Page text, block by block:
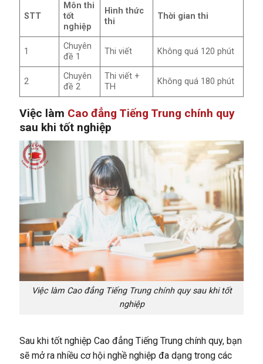
STT
Môn thi
tốt
nghiệp
Hình thức
thi
Thời gian thi
1
Chuyên
đề 1
Thi viết Không quá 120 phút
2
Chuyên
đề 2
Thi viết +
TH
Không quá 180 phút
Việc làm Cao đẳng Tiếng Trung chính quy
sau khi tốt nghiệp
Việc làm Cao đẳng Tiếng Trung chính quy sau khi tốt
nghiệp
Sau khi tốt nghiệp Cao đẳng Tiếng Trung chính quy, bạn
sẽ mở ra nhiều cơ hội nghề nghiệp đa dạng trong các